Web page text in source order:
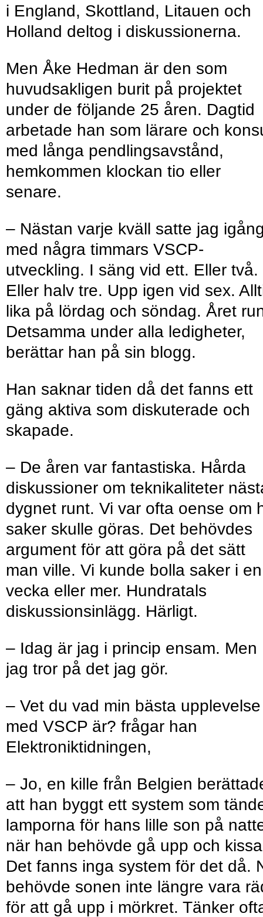
i England, Skottland, Litauen och
Holland deltog i diskussionerna.
Men Åke Hedman är den som
huvudsakligen burit på projektet
under de följande 25 åren. Dagtid
arbetade han som lärare och
med långa pendlings­avstånd,
hemkommen klockan tio eller
senare.
– Nästan varje kväll satte jag
med några timmars VSCP-
utveckling. I säng vid ett. Eller två.
Eller halv tre. Upp igen vid sex.
lika på lördag och söndag. Året
Detsamma under alla ledigheter,
berättar han på sin blogg.
Han saknar tiden då det fanns ett
gäng aktiva som diskuterade och
skapade.
– De åren var fantastiska. Hårda
diskussioner om teknikaliteter
dygnet runt. Vi var ofta oense om
saker skulle göras. Det behövdes
argument för att göra på det sätt
man ville. Vi kunde bolla saker i en
vecka eller mer. Hundratals
diskussions­inlägg. Härligt.
– Idag är jag i princip ensam. Men
jag tror på det jag gör.
– Vet du vad min bästa upp­levelse
med VSCP är? frågar han
Elektroniktidningen,
– Jo, en kille från Belgien
att han byggt ett system som
lamporna för hans lille son på
när han behövde gå upp och
Det fanns inga system för det då.
behövde sonen inte längre vara
för att gå upp i mörkret. Tänker